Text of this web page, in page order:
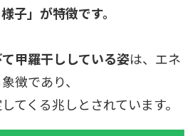
子」が特徴です。
甲羅干ししている姿は、エネ
徴であり、
てくる兆しとされています。